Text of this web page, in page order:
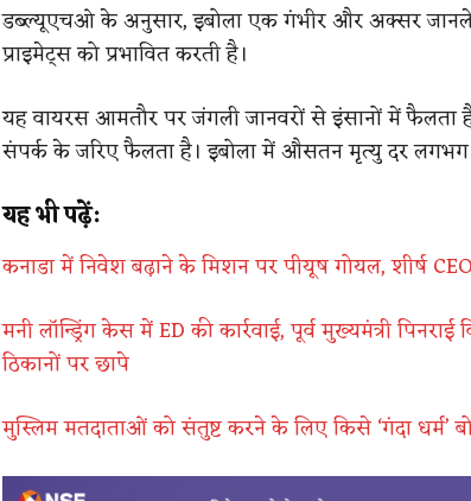
डब्‍ल्‍यूएचओ के अनुसार, इबोला एक गंभीर और अक्सर
प्राइमेट्स को प्रभावित करती है।
यह वायरस आमतौर पर जंगली जानवरों से इंसानों में फैलता
संपर्क के जरिए फैलता है। इबोला में औसतन मृत्यु दर लगभग
यह भी पढ़ें:
कनाडा में निवेश बढ़ाने के मिशन पर पीयूष गोयल, शीर्ष
मनी लॉन्ड्रिंग केस में ED की कार्रवाई, पूर्व मुख्यमंत्री
ठिकानों पर छापे
मुस्लिम मतदाताओं को संतुष्ट करने के लिए किसे ‘गंदा धर्म’